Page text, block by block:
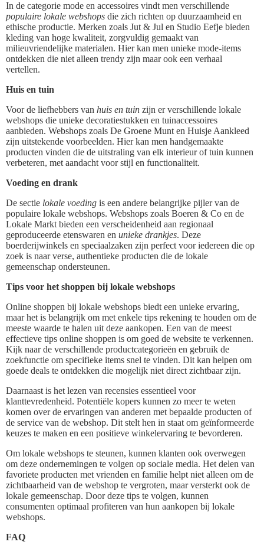
In de categorie mode en accessoires vindt men verschillende
populaire lokale webshops die zich richten op duurzaamheid en
ethische productie. Merken zoals Jut & Jul en Studio Eefje bieden
kleding van hoge kwaliteit, zorgvuldig gemaakt van
milieuvriendelijke materialen. Hier kan men unieke mode-items
ontdekken die niet alleen trendy zijn maar ook een verhaal
vertellen.
Huis en tuin
Voor de liefhebbers van huis en tuin zijn er verschillende lokale
webshops die unieke decoratiestukken en tuinaccessoires
aanbieden. Webshops zoals De Groene Munt en Huisje Aankleed
zijn uitstekende voorbeelden. Hier kan men handgemaakte
producten vinden die de uitstraling van elk interieur of tuin kunnen
verbeteren, met aandacht voor stijl en functionaliteit.
Voeding en drank
De sectie lokale voeding is een andere belangrijke pijler van de
populaire lokale webshops. Webshops zoals Boeren & Co en de
Lokale Markt bieden een verscheidenheid aan regionaal
geproduceerde etenswaren en unieke drankjes. Deze
boerderijwinkels en speciaalzaken zijn perfect voor iedereen die op
zoek is naar verse, authentieke producten die de lokale
gemeenschap ondersteunen.
Tips voor het shoppen bij lokale webshops
Online shoppen bij lokale webshops biedt een unieke ervaring,
maar het is belangrijk om met enkele tips rekening te houden om de
meeste waarde te halen uit deze aankopen. Een van de meest
effectieve tips online shoppen is om goed de website te verkennen.
Kijk naar de verschillende productcategorieën en gebruik de
zoekfunctie om specifieke items snel te vinden. Dit kan helpen om
goede deals te ontdekken die mogelijk niet direct zichtbaar zijn.
Daarnaast is het lezen van recensies essentieel voor
klanttevredenheid. Potentiële kopers kunnen zo meer te weten
komen over de ervaringen van anderen met bepaalde producten of
de service van de webshop. Dit stelt hen in staat om geïnformeerde
keuzes te maken en een positieve winkelervaring te bevorderen.
Om lokale webshops te steunen, kunnen klanten ook overwegen
om deze ondernemingen te volgen op sociale media. Het delen van
favoriete producten met vrienden en familie helpt niet alleen om de
zichtbaarheid van de webshop te vergroten, maar versterkt ook de
lokale gemeenschap. Door deze tips te volgen, kunnen
consumenten optimaal profiteren van hun aankopen bij lokale
webshops.
FAQ